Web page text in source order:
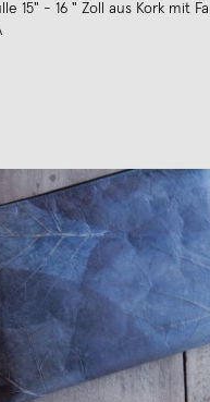
15" - 16 " Zoll aus Kork mit